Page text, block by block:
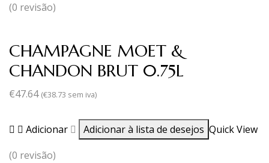
(0 revisão)
CHAMPAGNE MOET &
CHANDON BRUT 0.75L
€47.64 (€38.73 sem iva)
Adicionar Adicionar à lista de desejos Quick View
(0 revisão)